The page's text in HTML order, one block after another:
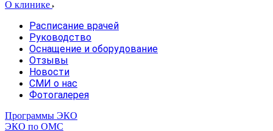
О клинике
Расписание врачей
Руководство
Оснащение и оборудование
Отзывы
Новости
СМИ о нас
Фотогалерея
Программы ЭКО
ЭКО по ОМС